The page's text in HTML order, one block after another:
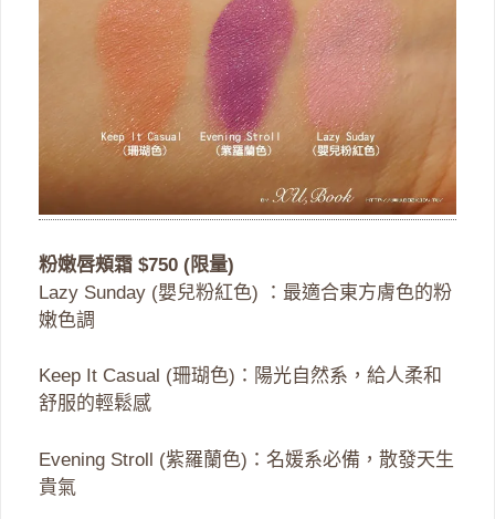
粉嫩唇頰霜 $750 (限量)
Lazy Sunday (嬰兒粉紅色) ：最適合東方膚色的粉
嫩色調
Keep It Casual (珊瑚色)：陽光自然系，給人柔和
舒服的輕鬆感
Evening Stroll (紫羅蘭色)：名媛系必備，散發天生
貴氣